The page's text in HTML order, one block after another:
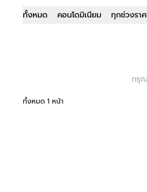
ทั้งหมด คอนโดมิเนียม ทุกช่วงรา
กรุ
ทั้งหมด 1 หน้า